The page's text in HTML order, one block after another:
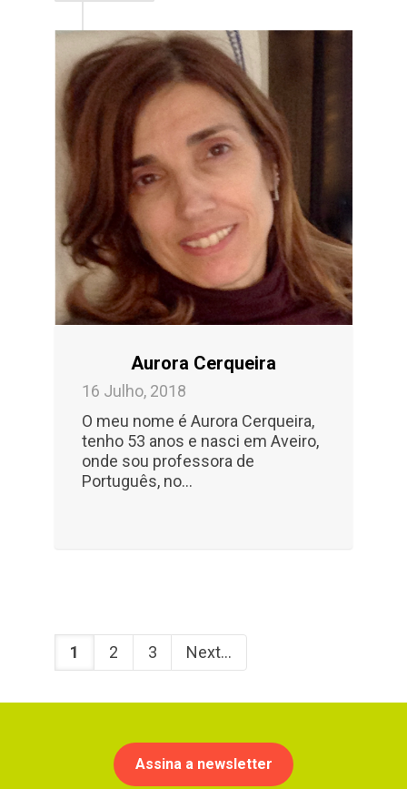
Aurora Cerqueira
16 Julho, 2018
O meu nome é Aurora Cerqueira,
tenho 53 anos e nasci em Aveiro,
onde sou professora de
Português, no...
1 2 3 Next
Assina a newsletter